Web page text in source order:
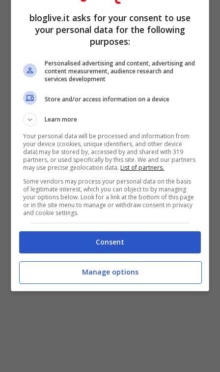
dispositivo della Apple (iPhone, Mac, iPod
ed altro) vi verrà dato unbuono da 15 euro
da consumare al Genius Bar.
eventi
saranno mostrati i nuovi prodotti della
mela, il buffet sarà a base di muffin, caffè
e molto altro di Starbucks.
bloglive.it asks for your consent to use
your personal data for the following
purposes:
Personalised advertising and content, advertising and
content measurement, audience research and
services development
Store and/or access information on a device
Learn more
Your personal data will be processed and information from
your device (cookies, unique identifiers, and other device
data) may be stored by, accessed by and shared with 319
partners, or used specifically by this site. We and our partners
may use precise geolocation data. List of partners.
Some vendors may process your personal data on the basis
of legitimate interest, which you can object to by managing
your options below. Look for a link at the bottom of this page
or in the site menu to manage or withdraw consent in privacy
and cookie settings.
Consent
Manage options